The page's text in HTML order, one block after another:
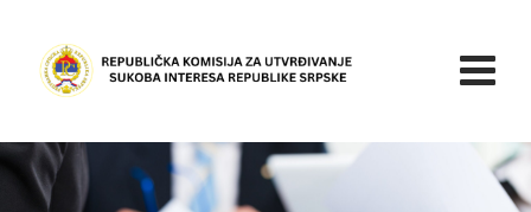
content